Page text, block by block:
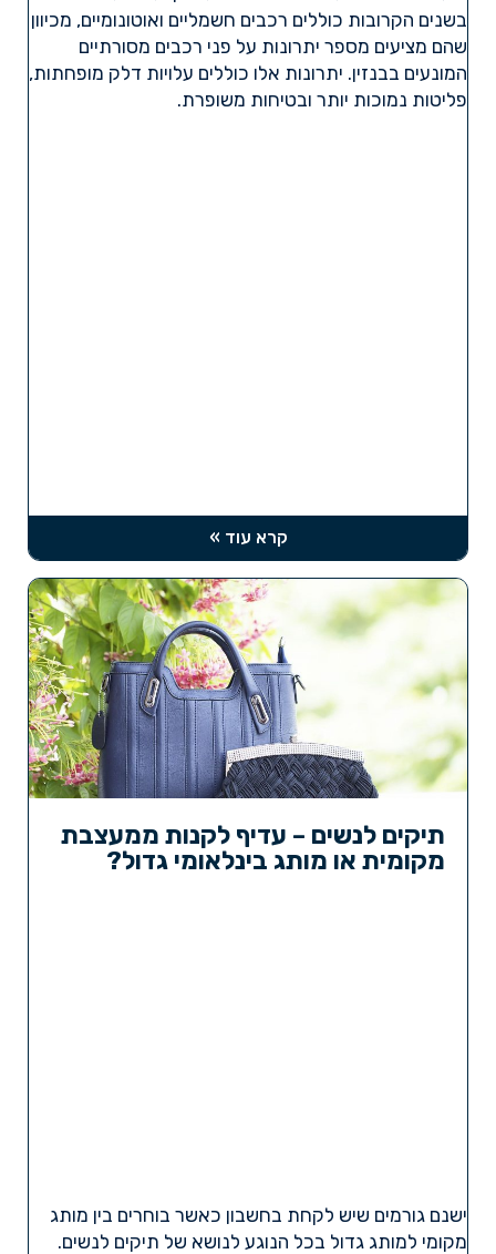
בשנים הקרובות כוללים רכבים חשמליים ואוטונומיים, מכיוון
שהם מציעים מספר יתרונות על פני רכבים מסורתיים
המונעים בבנזין. יתרונות אלו כוללים עלויות דלק מופחתות,
פליטות נמוכות יותר ובטיחות משופרת.
קרא עוד »
תיקים לנשים – עדיף לקנות ממעצבת
מקומית או מותג בינלאומי גדול?
ישנם גורמים שיש לקחת בחשבון כאשר בוחרים בין מותג
מקומי למותג גדול בכל הנוגע לנושא של תיקים לנשים.